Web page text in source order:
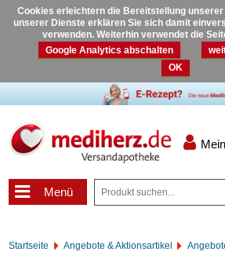
Cookies erleichtern die Bereitstellung unserer
unserer Dienste erklären Sie sich damit
verwenden. Weiterhin verwendet die
Google Analytics abschalten
OK
Menü
Startseite Angebote & Aktionsartikel